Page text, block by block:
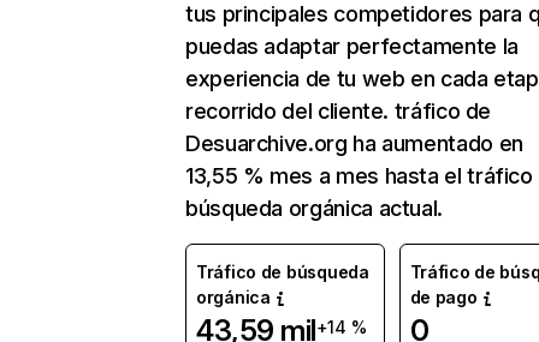
tus principales competidores para
puedas adaptar perfectamente la
experiencia de tu web en cada
recorrido del cliente. tráfico de
Desuarchive.org ha aumentado en
13,55 % mes a mes hasta el tráfico
búsqueda orgánica actual.
Tráfico de búsqueda
orgánica
43,59 mil+14 %
Tráfico de
de pago
0